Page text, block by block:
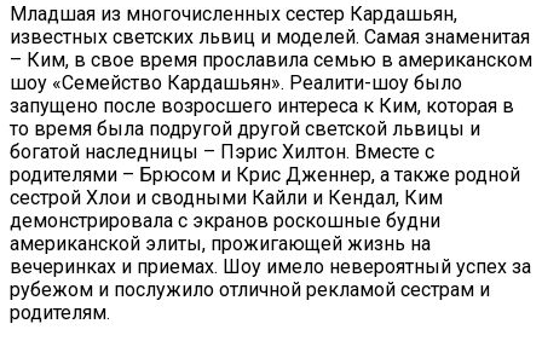
Младшая из многочисленных сестер Кардашьян,
известных светских львиц и моделей. Самая знаменитая
– Ким, в свое время прославила семью в американском
шоу «Семейство Кардашьян». Реалити-шоу было
запущено после возросшего интереса к Ким, которая в
то время была подругой другой светской львицы и
богатой наследницы – Пэрис Хилтон. Вместе с
родителями – Брюсом и Крис Дженнер, а также родной
сестрой Хлои и сводными Кайли и Кендал, Ким
демонстрировала с экранов роскошные будни
американской элиты, прожигающей жизнь на
вечеринках и приемах. Шоу имело невероятный успех за
рубежом и послужило отличной рекламой сестрам и
родителям.